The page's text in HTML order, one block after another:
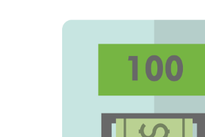
Компанийн удирдлагын бичиг баримт